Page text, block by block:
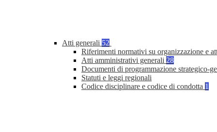
Atti generali 52
Riferimenti normativi su organizzazione e
Atti amministrativi generali 28
Documenti di programmazione strategico-
Statuti e leggi regionali
Codice disciplinare e codice di condotta 1